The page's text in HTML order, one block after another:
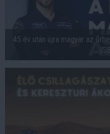
45 év után újra magyar az